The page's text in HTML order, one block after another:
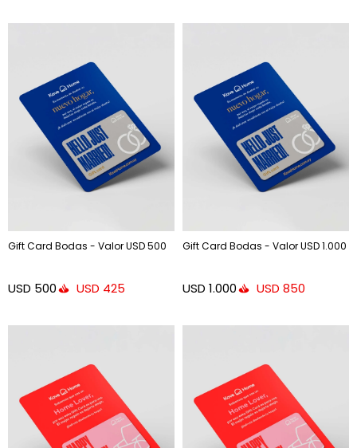
Gift Card Bodas - Valor USD 500
USD 500 USD 425
Gift Card Bodas - Valor USD 1.000
USD 1.000 USD 850